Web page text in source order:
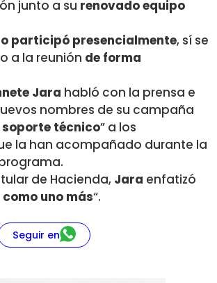
junto a su renovado equipo
participó presencialmente, sí se
a la reunión de forma
Jara habló con la prensa e
nombres de su campaña
técnico” a los
la han acompañado durante la
de Hacienda, Jara enfatizó
uno más“.
Seguir en